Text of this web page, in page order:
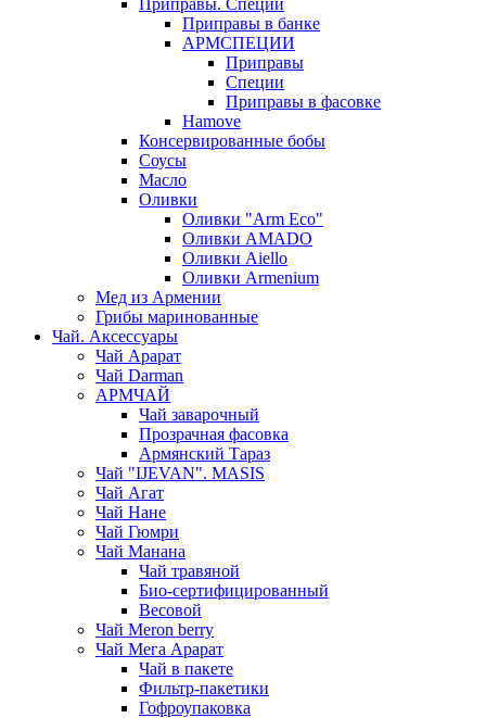
Приправы. Специи
Приправы в банке
АРМСПЕЦИИ
Приправы
Специи
Приправы в фасовке
Hamove
Консервированные бобы
Соусы
Масло
Оливки
Оливки "Arm Eco"
Оливки AMADO
Оливки Aiello
Оливки Armenium
Мед из Армении
Грибы маринованные
Чай. Аксессуары
Чай Арарат
Чай Darman
АРМЧАЙ
Чай заварочный
Прозрачная фасовка
Армянский Тараз
Чай "IJEVAN". MASIS
Чай Агат
Чай Нане
Чай Гюмри
Чай Манана
Чай травяной
Био-сертифицированный
Весовой
Чай Meron berry
Чай Мега Арарат
Чай в пакете
Фильтр-пакетики
Гофроупаковка